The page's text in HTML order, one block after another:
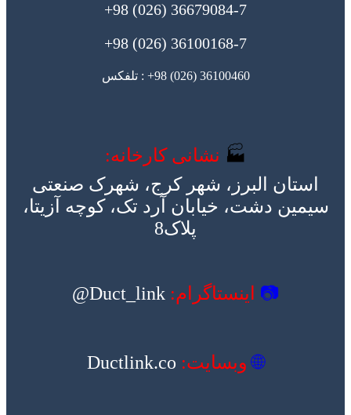
36679084-7 (026) 98+
36100168-7 (026) 98+
36100460 (026) 98+ : تلفکس
🏭 نشانی کارخانه:
استان البرز، شهر کرج، شهرک صنعتی
سیمین دشت، خیابان آرد تک، کوچه آزیتا،
پلاک8
📷 اینستاگرام:
🌐 وبسایت: